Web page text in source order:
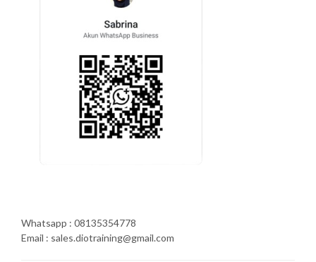
Whatsapp : 08135354778
Email : sales.diotraining@gmail.com